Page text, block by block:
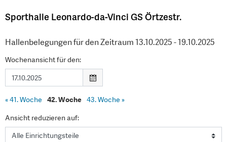
Sporthalle Leonardo-da-Vinci GS Örtzestr.
Hallenbelegungen für den Zeitraum 13.10.2025 - 19.10.2025
Wochenansicht für den:
«41. Woche 42. Woche 43. Woche »
Ansicht reduzieren auf: